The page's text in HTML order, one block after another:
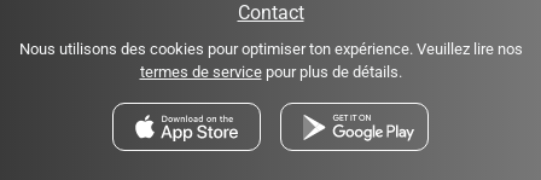
Contact
Nous utilisons des cookies pour optimiser ton expérience. Veuillez lire nos
termes de servicepour plus de détails.